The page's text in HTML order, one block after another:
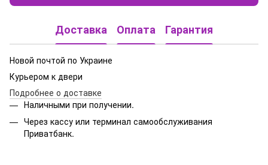
Доставка Оплата Гарантия
Новой почтой по Украине
Курьером к двери
Подробнее о доставке
Наличными при получении.
Через кассу или терминал самообслуживания
Приватбанк.